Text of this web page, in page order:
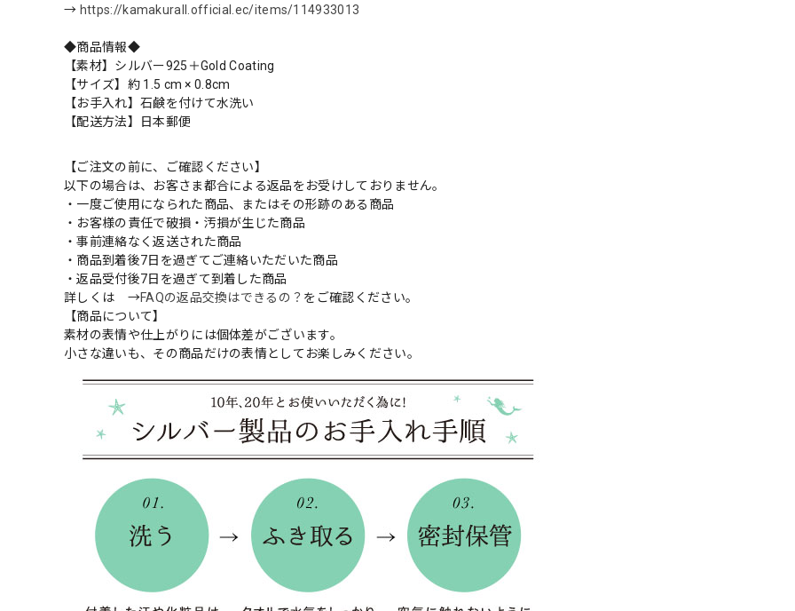
→ https://kamakurall.official.ec/items/114933013
◆商品情報◆
【素材】シルバー925＋Gold Coating
【サイズ】約 1.5 cm × 0.8cm
【お手入れ】石鹸を付けて水洗い
【配送方法】日本郵便
【ご注文の前に、ご確認ください】
以下の場合は、お客さま都合による返品をお受けしておりません。
・一度ご使用になられた商品、またはその形跡のある商品
・お客様の責任で破損・汚損が生じた商品
・事前連絡なく返送された商品
・商品到着後7日を過ぎてご連絡いただいた商品
・返品受付後7日を過ぎて到着した商品
詳しくは →FAQの返品交換はできるの？ をご確認ください。
【商品について】
素材の表情や仕上がりには個体差がございます。
小さな違いも、その商品だけの表情としてお楽しみください。